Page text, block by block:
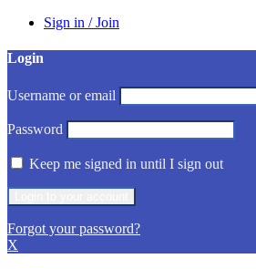
Sign in / Join
Login
Username or email
Password
Keep me signed in until I sign out
Forgot your password?
X